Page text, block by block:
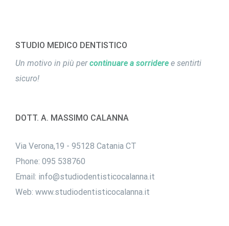
STUDIO MEDICO DENTISTICO
Un motivo in più percontinuare a sorridere e sentirti
sicuro!
DOTT. A. MASSIMO CALANNA
Via Verona,19 - 95128 Catania CT
Phone: 095 538760
Email: info@studiodentisticocalanna.it
Web: www.studiodentisticocalanna.it